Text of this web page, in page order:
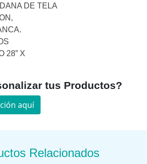
DE TELA
28” X
tus Productos?
aquí
Relacionados